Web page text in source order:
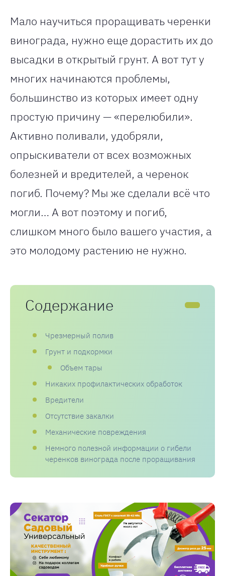
Мало научиться проращивать черенки
винограда, нужно еще дорастить их до
высадки в открытый грунт. А вот тут у
многих начинаются проблемы,
большинство из которых имеет одну
простую причину — «перелюбили».
Активно поливали, удобряли,
опрыскиватели от всех возможных
болезней и вредителей, а черенок
погиб. Почему? Мы же сделали всё что
могли… А вот поэтому и погиб,
слишком много было вашего участия, а
это молодому растению не нужно.
Содержание
Чрезмерный полив
Грунт и подкормки
Объем тары
Никаких профилактических обработок
Вредители
Отсутствие закалки
Механические повреждения
Немного полезной информации о гибели
черенков винограда после проращивания